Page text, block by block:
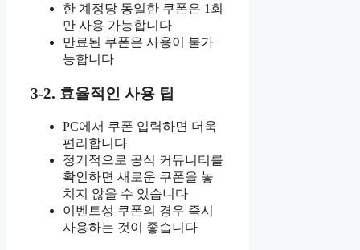
한 계정당 동일한 쿠폰은 1회
만 사용 가능합니다
만료된 쿠폰은 사용이 불가
능합니다
3-2. 효율적인 사용 팁
PC에서 쿠폰 입력하면 더욱
편리합니다
정기적으로 공식 커뮤니티를
확인하면 새로운 쿠폰을 놓
치지 않을 수 있습니다
이벤트성 쿠폰의 경우 즉시
사용하는 것이 좋습니다